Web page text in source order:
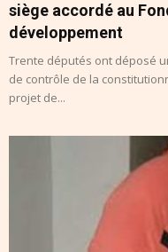
siège accordé au
développement
Trente députés ont déposé
de contrôle de la
projet de...